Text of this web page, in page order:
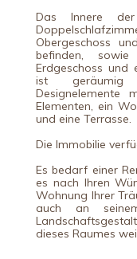
Das Innere
Obergeschoss
befinden,
Erdgeschoss und
ist geräumig
Designelemente
Elementen, ein
und eine Terrasse.
Die Immobilie
Es bedarf einer
es nach Ihren
Wohnung Ihrer
auch an
dieses Raumes